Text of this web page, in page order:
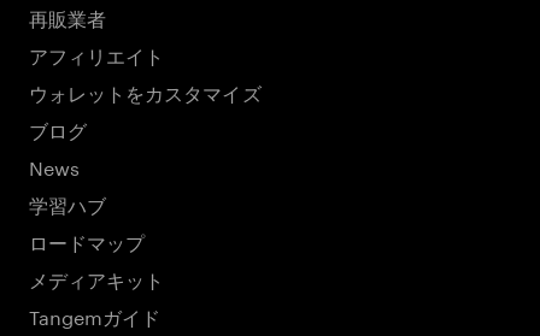
再販業者
アフィリエイト
ウォレットをカスタマイズ
ブログ
News
学習ハブ
ロードマップ
メディアキット
Tangemガイド